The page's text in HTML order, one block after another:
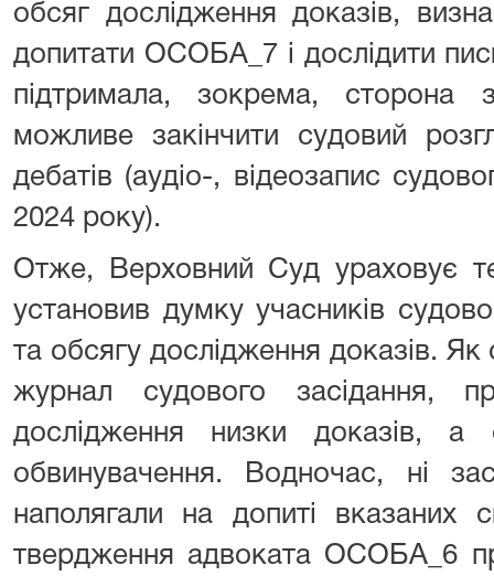
обсяг дослідження доказів,
допитати ОСОБА_7 і дослідити
підтримала, зокрема, сторона
можливе закінчити судовий
дебатів (аудіо-, відеозапис
2024 року).
Отже, Верховний Суд ураховує
установив думку учасників
та обсягу дослідження доказів. Як
журнал судового засідання,
дослідження низки доказів, а
обвинувачення. Водночас, ні
наполягали на допиті вказаних
твердження адвоката ОСОБА_6